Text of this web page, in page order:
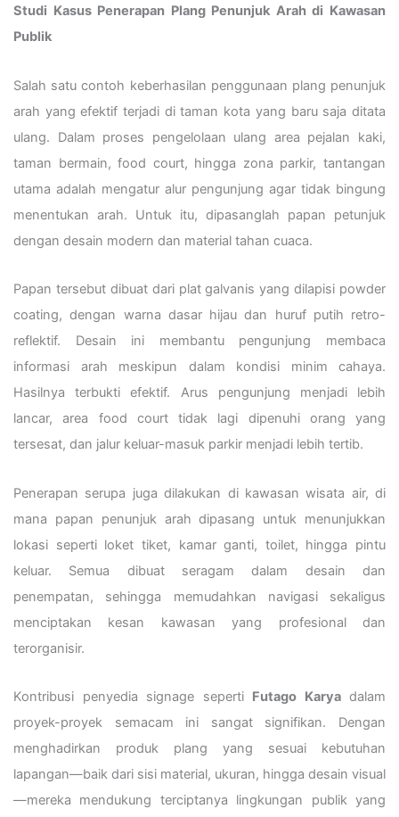
Studi Kasus Penerapan Plang Penunjuk Arah di Kawasan
Publik
Salah satu contoh keberhasilan penggunaan plang penunjuk
arah yang efektif terjadi di taman kota yang baru saja ditata
ulang. Dalam proses pengelolaan ulang area pejalan kaki,
taman bermain, food court, hingga zona parkir, tantangan
utama adalah mengatur alur pengunjung agar tidak bingung
menentukan arah. Untuk itu, dipasanglah papan petunjuk
dengan desain modern dan material tahan cuaca.
Papan tersebut dibuat dari plat galvanis yang dilapisi powder
coating, dengan warna dasar hijau dan huruf putih retro-
reflektif. Desain ini membantu pengunjung membaca
informasi arah meskipun dalam kondisi minim cahaya.
Hasilnya terbukti efektif. Arus pengunjung menjadi lebih
lancar, area food court tidak lagi dipenuhi orang yang
tersesat, dan jalur keluar-masuk parkir menjadi lebih tertib.
Penerapan serupa juga dilakukan di kawasan wisata air, di
mana papan penunjuk arah dipasang untuk menunjukkan
lokasi seperti loket tiket, kamar ganti, toilet, hingga pintu
keluar. Semua dibuat seragam dalam desain dan
penempatan, sehingga memudahkan navigasi sekaligus
menciptakan kesan kawasan yang profesional dan
terorganisir.
Kontribusi penyedia signage seperti Futago Karyadalam
proyek-proyek semacam ini sangat signifikan. Dengan
menghadirkan produk plang yang sesuai kebutuhan
lapangan—baik dari sisi material, ukuran, hingga desain visual
—mereka mendukung terciptanya lingkungan publik yang